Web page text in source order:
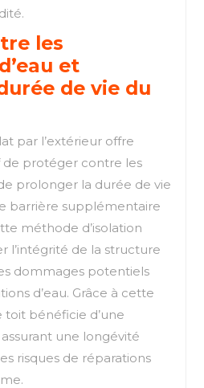
les
et
de vie du
par l’extérieur offre
de protéger contre les
prolonger la durée de vie
barrière supplémentaire
méthode d’isolation
l’intégrité de la structure
dommages potentiels
d’eau. Grâce à cette
bénéficie d’une
une longévité
risques de réparations